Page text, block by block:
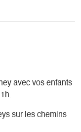
avec vos enfants
sur les chemins